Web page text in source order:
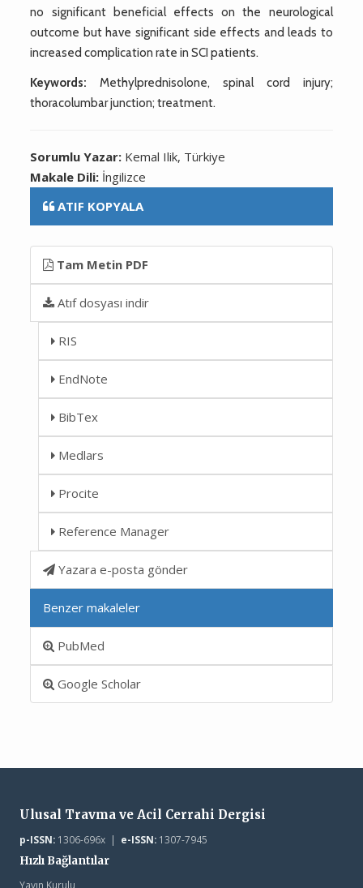
no significant beneficial effects on the neurological
outcome but have significant side effects and leads to
increased complication rate in SCI patients.
Keywords: Methylprednisolone, spinal cord injury;
thoracolumbar junction; treatment.
Sorumlu Yazar: Kemal Ilik, Türkiye
Makale Dili: İngilizce
ATIF KOPYALA
Tam Metin PDF
Atıf dosyası indir
RIS
EndNote
BibTex
Medlars
Procite
Reference Manager
Yazara e-posta gönder
Benzer makaleler
PubMed
Google Scholar
Ulusal Travma ve Acil Cerrahi Dergisi
p-ISSN:1306-696x | e-ISSN:1307-7945
Hızlı Bağlantılar
Yayın Kurulu